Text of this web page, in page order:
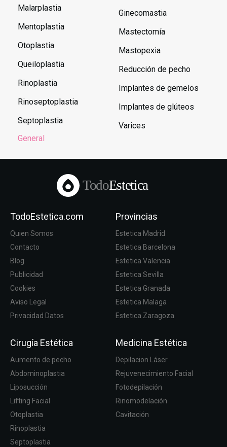
Malarplastia
Mentoplastia
Otoplastia
Queiloplastia
Rinoplastia
Rinoseptoplastia
Septoplastia
General
Ginecomastia
Mastectomía
Mastopexia
Reducción de pecho
Implantes de gemelos
Implantes de glúteos
Varices
TodoEstetica
TodoEstetica.com
Quien Somos
Contacto
Blog
Publicidad
Cookies
Aviso Legal
Privacidad Datos
Provincias
Estetica Madrid
Estetica Barcelona
Estetica Valencia
Estetica Sevilla
Estetica Granada
Estetica Malaga
Estetica Zaragoza
Cirugía Estética
Aumento de pecho
Abdominoplastia
Liposucción
Lifting Facial
Otoplastia
Rinoplastia
Septoplastia
Medicina Estética
Depilacion Láser
Rejuvenecimiento Facial
Fotodepilación
Rinomodelación
Cavitación